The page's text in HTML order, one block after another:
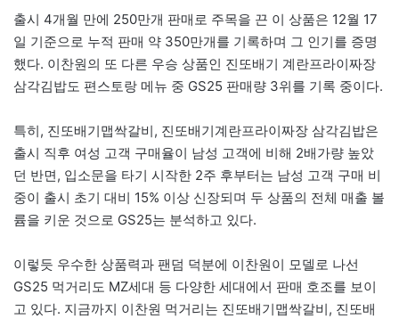
출시 4개월 만에 250만개 판매로 주목을 끈 이 상품은 12월 17
일 기준으로 누적 판매 약 350만개를 기록하며 그 인기를 증명
했다. 이찬원의 또 다른 우승 상품인 진또배기 계란프라이짜장
삼각김밥도 편스토랑 메뉴 중 GS25 판매량 3위를 기록 중이다.
특히, 진또배기맵싹갈비, 진또배기계란프라이짜장 삼각김밥은
출시 직후 여성 고객 구매율이 남성 고객에 비해 2배가량 높았
던 반면, 입소문을 타기 시작한 2주 후부터는 남성 고객 구매 비
중이 출시 초기 대비 15% 이상 신장되며 두 상품의 전체 매출 볼
륨을 키운 것으로 GS25는 분석하고 있다.
이렇듯 우수한 상품력과 팬덤 덕분에 이찬원이 모델로 나선
GS25 먹거리도 MZ세대 등 다양한 세대에서 판매 호조를 보이
고 있다. 지금까지 이찬원 먹거리는 진또배기맵싹갈비, 진또배